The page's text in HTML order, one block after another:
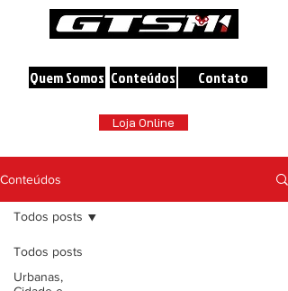
Quem Somos Conteúdos Contato
Loja Online
Conteúdos
Todos posts
Urbanas,
Todos posts